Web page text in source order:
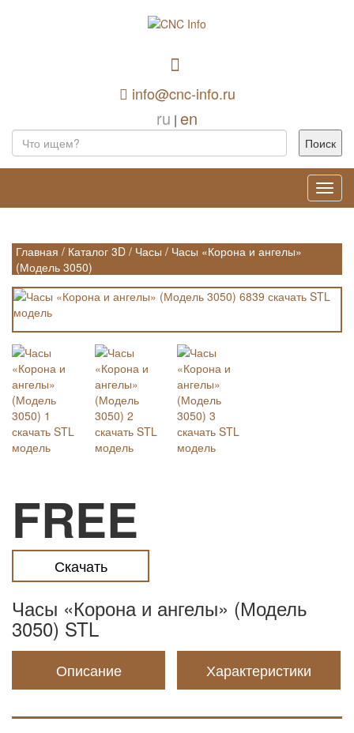
info@cnc-info.ru
ru | en
Главная / Каталог 3D / Часы / Часы «Корона и ангелы»
(Модель 3050)
FREE
Скачать
Часы «Корона и ангелы» (Модель
3050) STL
Описание Характеристики